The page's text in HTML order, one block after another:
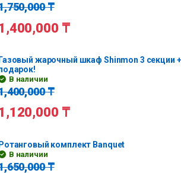
₸
₸
Газовый жарочный шкаф Shinmon 3 секции
В наличии
₸
₸
Ротанговый комплект Banquet
В наличии
₸